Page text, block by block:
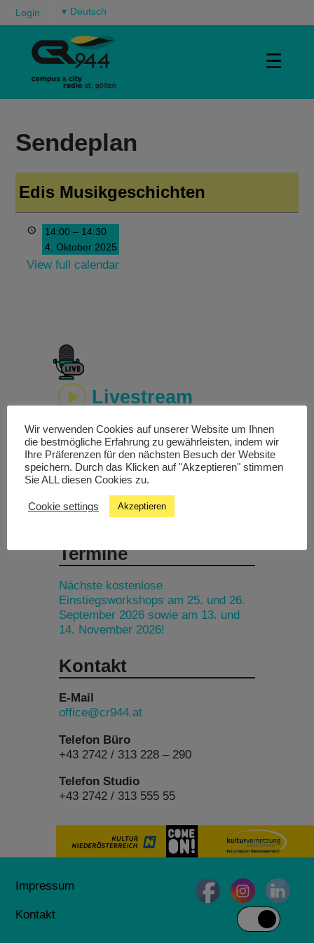
Login ▾
☰
Sendeplan
Edis Musikgeschichten
14:00 – 14:30
4. Oktober 2025
View full calendar
Livestream
Studiochat
Songfinder
Termine
Nächste kostenlose
Einstiegsworkshops am 25. und 26.
September 2026 sowie am 13. und
14. November 2026!
Kontakt
E-Mail
office@cr944.at
Telefon Büro
+43 2742 / 313 228 – 290
Telefon Studio
+43 2742 / 313 555 55
Impressum
Kontakt
Wir verwenden Cookies auf unserer Website um Ihnen
die bestmögliche Erfahrung zu gewährleisten, indem wir
Ihre Präferenzen für den nächsten Besuch der Website
speichern. Durch das Klicken auf "Akzeptieren" stimmen
Sie ALL diesen Cookies zu.
Cookie settings Akzeptieren